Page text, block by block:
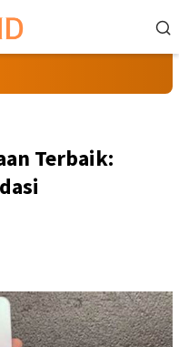
Terbaik: